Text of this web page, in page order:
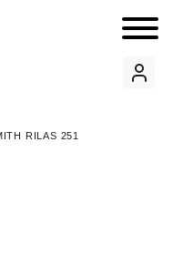
RILAS 251